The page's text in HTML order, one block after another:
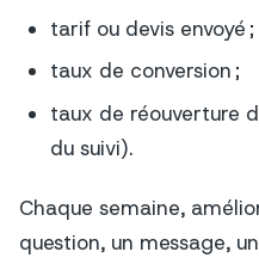
tarif ou devis envoyé ;
taux de conversion ;
taux de réouverture
du suivi).
Chaque semaine,
question, un message,